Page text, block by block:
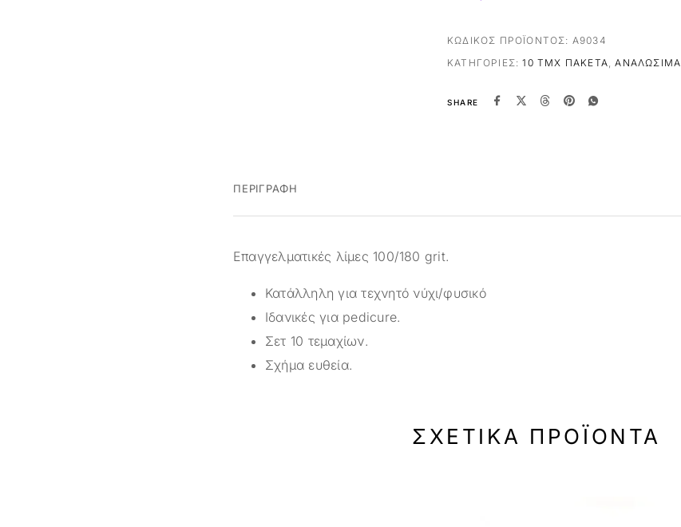
ΚΩΔΙΚΌΣ ΠΡΟΪΌΝΤΟΣ: A9034
ΚΑΤΗΓΟΡΊΕΣ:10 ΤΜΧ ΠΑΚΈΤΑ,ΑΝΑΛΏΣΙΜΑ
SHARE
ΠΕΡΙΓΡΑΦΉ
Επαγγελματικές λίμες 100/180 grit.
Κατάλληλη για τεχνητό νύχι/φυσικό
Ιδανικές για pedicure.
Σετ 10 τεμαχίων.
Σχήμα ευθεία.
ΣΧΕΤΙΚΆ ΠΡΟΪΌΝΤΑ